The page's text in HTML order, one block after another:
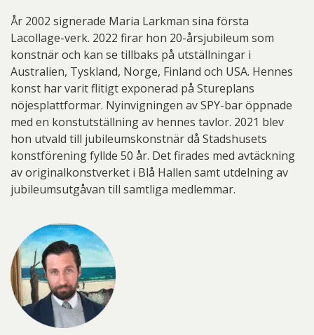
År 2002 signerade Maria Larkman sina första
Lacollage-verk. 2022 firar hon 20-årsjubileum som
konstnär och kan se tillbaks på utställningar i
Australien, Tyskland, Norge, Finland och USA. Hennes
konst har varit flitigt exponerad på Stureplans
nöjesplattformar. Nyinvigningen av SPY-bar öppnade
med en konstutställning av hennes tavlor. 2021 blev
hon utvald till jubileumskonstnär då Stadshusets
konstförening fyllde 50 år. Det firades med avtäckning
av originalkonstverket i Blå Hallen samt utdelning av
jubileumsutgåvan till samtliga medlemmar.